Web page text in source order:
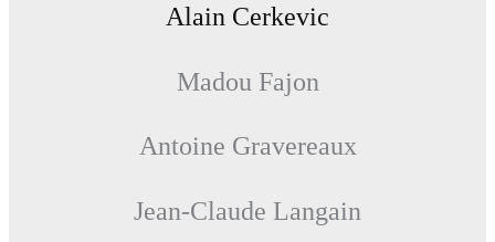
Alain Cerkevic
Madou Fajon
Antoine Gravereaux
Jean-Claude Langain